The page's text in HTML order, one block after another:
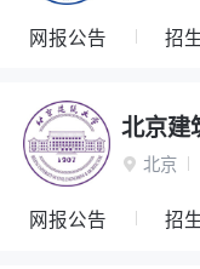
网报公告 招
北京建
 北京
网报公告 招